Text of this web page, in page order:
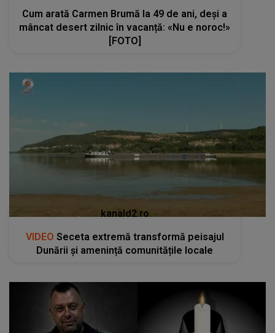
Cum arată Carmen Brumă la 49 de ani, deși a
mâncat desert zilnic în vacanță: «Nu e noroc!»
[FOTO]
kanald2.ro
VIDEO Seceta extremă transformă peisajul
Dunării și amenință comunitățile locale